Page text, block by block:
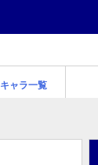
キャラ一覧